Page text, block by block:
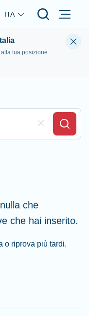
to main content
ITA
tua posizione
Clear Field
Search
che
che hai inserito.
o riprova più tardi.